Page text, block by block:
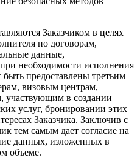
Заказчиком в целях
по договорам,
данные,
необходимости исполнения
быть предоставлены третьим
визовым центрам,
участвующим в создании
услуг, бронировании этих
Заказчика. Заключив с
тем самым дает согласие на
данных, изложенных в
объеме.